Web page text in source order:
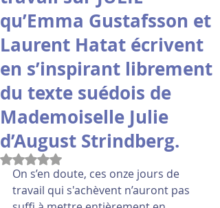
qu’Emma Gustafsson et
Laurent Hatat écrivent
en s’inspirant librement
du texte suédois de
Mademoiselle Julie
d’August Strindberg.
Noté NaN étoiles sur 5.
On s’en doute, ces onze jours de
travail qui s'achèvent n’auront pas